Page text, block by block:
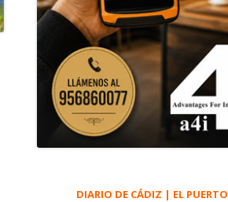
DIARIO DE CÁDIZ | EL PUERTO